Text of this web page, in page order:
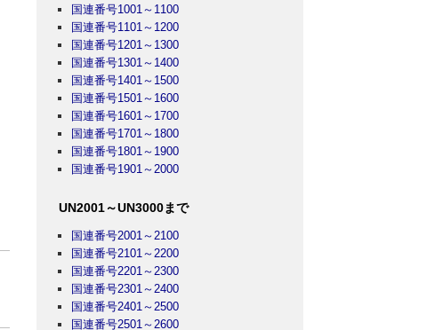
国連番号1001～1100
国連番号1101～1200
国連番号1201～1300
国連番号1301～1400
国連番号1401～1500
国連番号1501～1600
国連番号1601～1700
国連番号1701～1800
国連番号1801～1900
国連番号1901～2000
UN2001～UN3000まで
国連番号2001～2100
国連番号2101～2200
国連番号2201～2300
国連番号2301～2400
国連番号2401～2500
国連番号2501～2600